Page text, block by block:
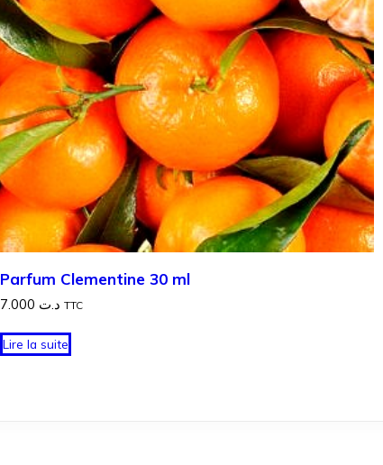
Parfum Clementine 30 ml
د.ت TTC
Lire la suite